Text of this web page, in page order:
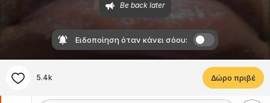
Be back later
Ειδοποίηση όταν κάνει σόου:
5.4k Δώρο πριβέ